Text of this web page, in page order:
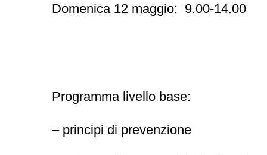
Domenica 12 maggio: 9.00-14.00
Programma livello base:
– principi di prevenzione